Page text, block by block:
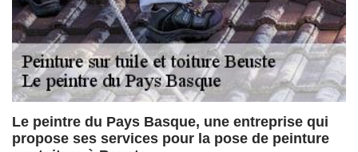
Le peintre du Pays Basque, une entreprise qui
propose ses services pour la pose de peinture